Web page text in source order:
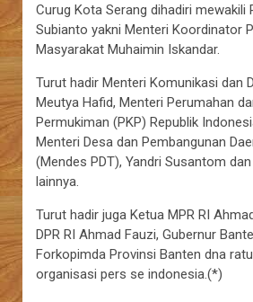
Curug Kota Serang dihadiri mewakili
Subianto yakni Menteri Koordinator
Masyarakat Muhaimin Iskandar.
Turut hadir Menteri Komunikasi dan
Meutya Hafid, Menteri Perumahan
Permukiman (PKP) Republik
Menteri Desa dan Pembangunan
(Mendes PDT), Yandri Susantom
lainnya.
Turut hadir juga Ketua MPR RI
DPR RI Ahmad Fauzi, Gubernur
Forkopimda Provinsi Banten dna
organisasi pers se indonesia.(*)